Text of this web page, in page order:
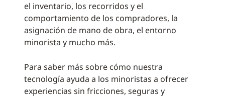
el inventario, los recorridos y el
comportamiento de los compradores, la
asignación de mano de obra, el entorno
minorista y mucho más.
Para saber más sobre cómo nuestra
tecnología ayuda a los minoristas a ofrecer
experiencias sin fricciones, seguras y